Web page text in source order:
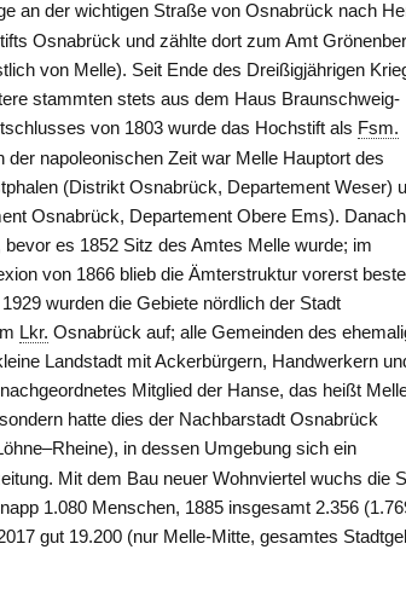
an der wichtigen Straße von Osnabrück nach
Osnabrück und zählte dort zum Amt
von Melle). Seit Ende des Dreißigjährigen
stammten stets aus dem Haus Braunschweig-
von 1803 wurde das Hochstift als Fsm.
napoleonischen Zeit war Melle Hauptort des
(Distrikt Osnabrück, Departement Weser)
Osnabrück, Departement Obere Ems). Danach
bevor es 1852 Sitz des Amtes Melle wurde; im
von 1866 blieb die Ämterstruktur vorerst
wurden die Gebiete nördlich der Stadt
Lkr. Osnabrück auf; alle Gemeinden des
Landstadt mit Ackerbürgern, Handwerkern
Mitglied der Hanse, das heißt
hatte dies der Nachbarstadt Osnabrück
in dessen Umgebung sich ein
Mit dem Bau neuer Wohnviertel wuchs die
1.080 Menschen, 1885 insgesamt 2.356
gut 19.200 (nur Melle-Mitte, gesamtes